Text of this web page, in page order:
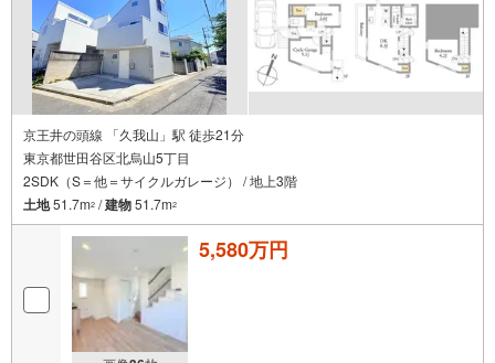
京王井の頭線 「久我山」駅 徒歩21分
東京都世田谷区北烏山5丁目
2SDK（S＝他＝サイクルガレージ） / 地上3階
土地51.7m2 /建物51.7m2
5,580万円